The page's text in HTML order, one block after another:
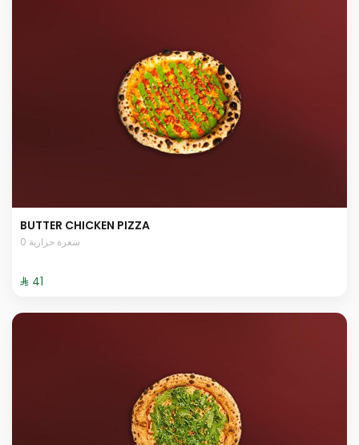
BUTTER CHICKEN PIZZA
0 سعرة حرارية
⁨⁦‪‬ 41⁩